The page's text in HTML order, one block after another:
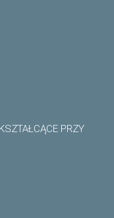
PRZY